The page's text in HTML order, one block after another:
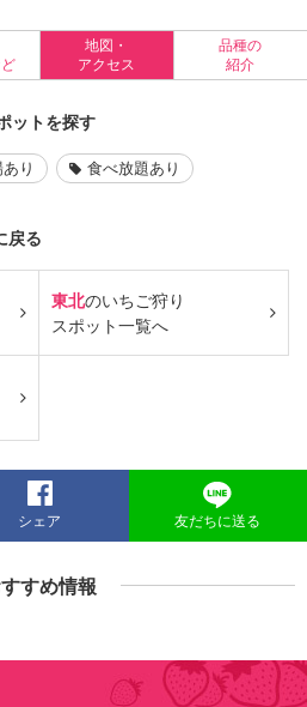
地図・
アクセス
品種の
紹介
ットを探す
り 食べ放題あり
戻る
東北のいちご狩り
スポット一覧へ
シェア 友だちに送る
すめ情報